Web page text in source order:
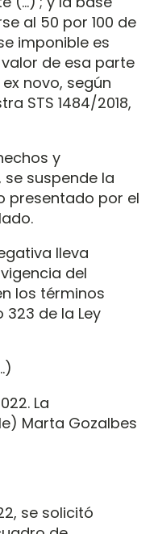
al 50 por 100 de
imponible es
de esa parte
novo, según
STS 1484/2018,
y
suspende la
presentado por el
lleva
del
los términos
de la Ley
La
Marta Gozalbes
se solicitó